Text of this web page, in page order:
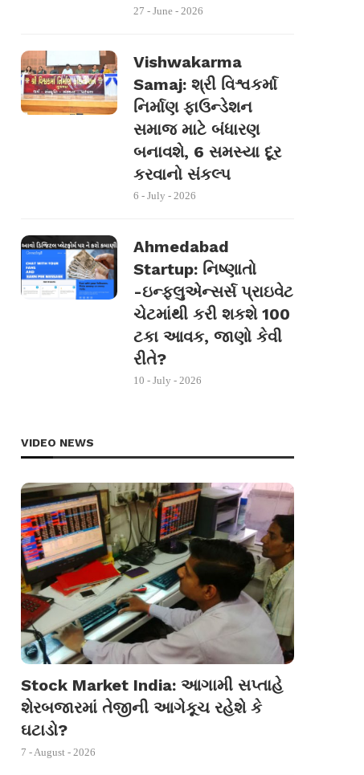
27 - June - 2026
Vishwakarma
Samaj: શ્રી વિશ્વકર્મા
નિર્માણ ફાઉન્ડેશન
સમાજ માટે બંધારણ
બનાવશે, 6 સમસ્યા દૂર
કરવાનો સંકલ્પ
6 - July - 2026
Ahmedabad
Startup: નિષ્ણાતો
-ઇન્ફ્લુએન્સર્સ પ્રાઇવેટ
ચેટમાંથી કરી શકશે 100
ટકા આવક, જાણો કેવી
રીતે?
10 - July - 2026
VIDEO NEWS
Stock Market India: આગામી સપ્તાહે
શેરબજારમાં તેજીની આગેકૂચ રહેશે કે
ઘટાડો?
7 - August - 2026